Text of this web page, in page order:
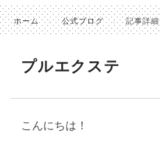
ホーム 公式ブログ 記事詳細
プルエクステ
こんにちは！